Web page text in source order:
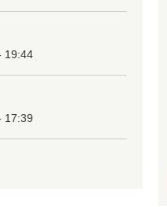
19:44
17:39